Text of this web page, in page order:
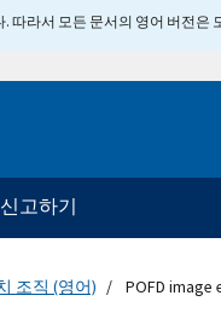
따라서 모든 문서의 영어 버전은
고하기
조직 (영어) POFD image